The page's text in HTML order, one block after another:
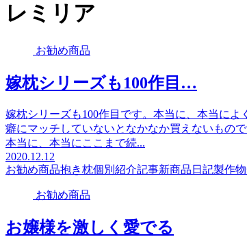
レミリア
お勧め商品
嫁枕シリーズも100作目…
嫁枕シリーズも100作目です。本当に、本当に
癖にマッチしていないとなかなか買えないもの
本当に、本当にここまで続...
2020.12.12
お勧め商品抱き枕個別紹介記事新商品 日記製作
お勧め商品
お嬢様を激しく愛でる